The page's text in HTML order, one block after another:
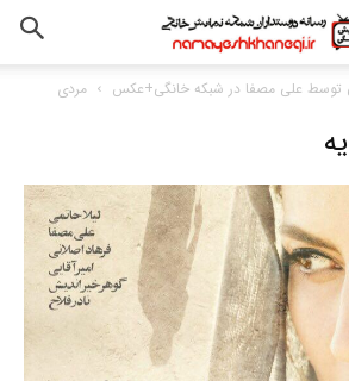
توسط علی مصفا در شبکه خانگی+عکس
مردی